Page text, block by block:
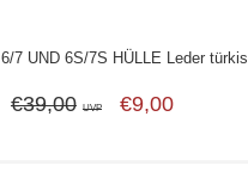
7 UND 6S/7S HÜLLE Leder türkis
€39,00 UVP €9,00